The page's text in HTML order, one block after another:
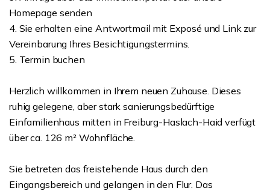
Homepage senden
4. Sie erhalten eine Antwortmail mit Exposé und Link zur
Vereinbarung Ihres Besichtigungstermins.
5. Termin buchen
Herzlich willkommen in Ihrem neuen Zuhause. Dieses
ruhig gelegene, aber stark sanierungsbedürftige
Einfamilienhaus mitten in Freiburg-Haslach-Haid verfügt
über ca. 126 m² Wohnfläche.
Sie betreten das freistehende Haus durch den
Eingangsbereich und gelangen in den Flur. Das